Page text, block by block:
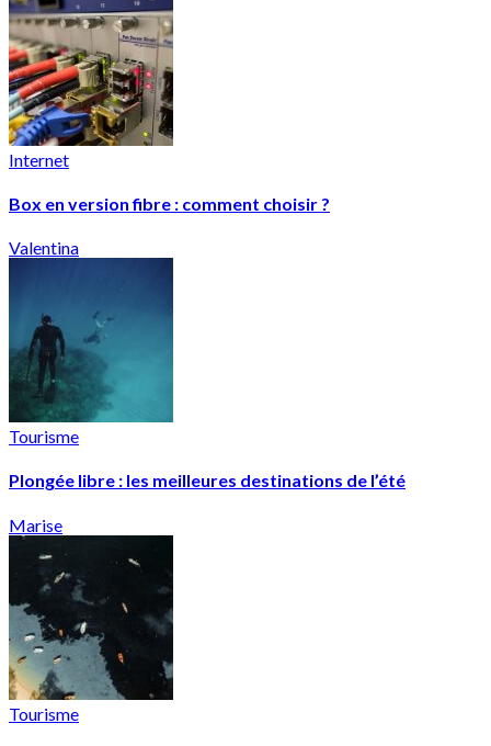
Internet
Box en version fibre : comment choisir ?
Valentina
Tourisme
Plongée libre : les meilleures destinations de l’été
Marise
Tourisme